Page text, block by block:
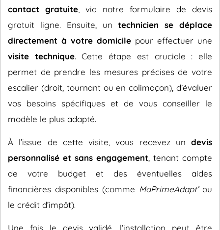
contact gratuite , via notre formulaire de devis
gratuit ligne. Ensuite, untechnicien se déplace
directement à votre domicile pour effectuer une
visite technique. Cette étape est cruciale : elle
permet de prendre les mesures précises de votre
escalier (droit, tournant ou en colimaçon), d’évaluer
vos besoins spécifiques et de vous conseiller le
modèle le plus adapté.
À l’issue de cette visite, vous recevez un devis
personnalisé et sans engagement , tenant compte
de votre budget et des éventuelles aides
financières disponibles (comme MaPrimeAdapt’ou
le crédit d’impôt).
Une fois le devis validé, l’installation peut être